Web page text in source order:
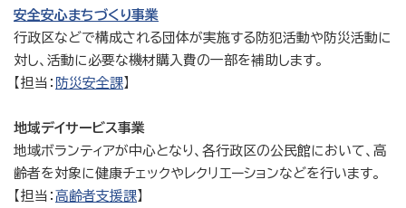
安全安心まちづくり事業
行政区などで構成される団体が実施する防犯活動や防災活動に
対し、活動に必要な機材購入費の一部を補助します。
【担当： 防災安全課】
地域デイサービス事業
地域ボランティアが中心となり、各行政区の公民館において、高
齢者を対象に健康チェックやレクリエーションなどを行います。
【担当： 高齢者支援課】